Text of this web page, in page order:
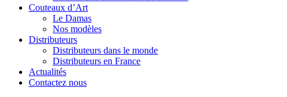
Couteaux d’Art
Le Damas
Nos modèles
Distributeurs
Distributeurs dans le monde
Distributeurs en France
Actualités
Contactez nous